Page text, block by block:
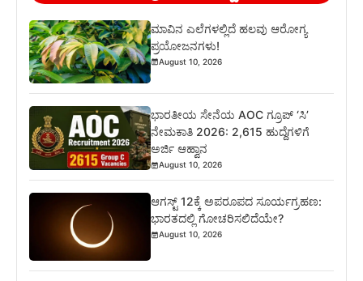
ಮಾವಿನ ಎಲೆಗಳಲ್ಲಿದೆ ಹಲವು ಆರೋಗ್ಯ
ಪ್ರಯೋಜನಗಳು!
August 10, 2026
ಭಾರತೀಯ ಸೇನೆಯ AOC ಗ್ರೂಪ್ ‘ಸಿ’
ನೇಮಕಾತಿ 2026: 2,615 ಹುದ್ದೆಗಳಿಗೆ
ಅರ್ಜಿ ಆಹ್ವಾನ
August 10, 2026
ಆಗಸ್ಟ್ 12ಕ್ಕೆ ಅಪರೂಪದ ಸೂರ್ಯಗ್ರಹಣ:
ಭಾರತದಲ್ಲಿ ಗೋಚರಿಸಲಿದೆಯೇ?
August 10, 2026